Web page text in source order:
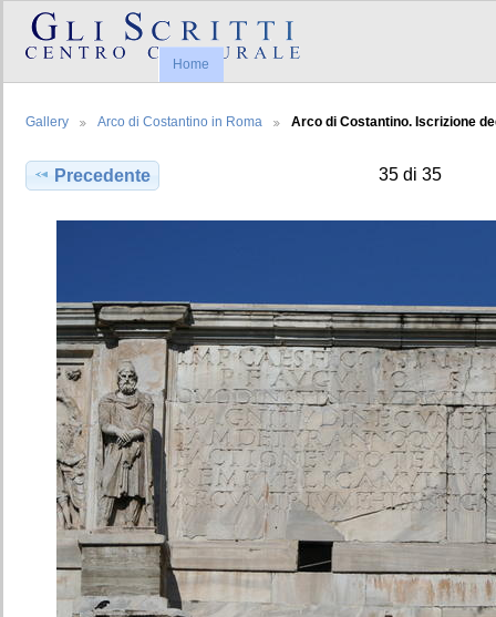
Home
Gallery Arco di Costantino in Roma Arco di Costantino. Iscrizione
Precedente 35 di 35